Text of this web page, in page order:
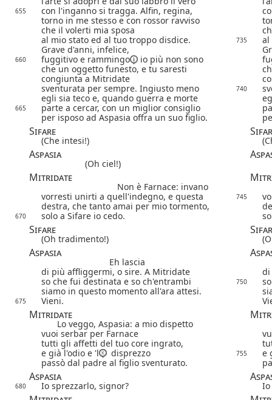
655 con l'inganno si tragga. Alfin, regina,
torno in me stesso e con rossor ravviso
che il volerti mia sposa
al mio stato ed al tuo troppo disdice.
735
al
Grave d'anni, infelice,
660 fuggitivo e rammingo io più non sono
che un oggetto funesto, e tu saresti
congiunta a Mitridate
sventurata per sempre. Ingiusto meno
740
egli sia teco e, quando guerra e morte
665 parte a cercar, con un miglior consiglio
per isposo ad Aspasia offra un suo figlio.
Sifare
(Che intesi!)
Aspasia
(Oh ciel!)
Mitridate
Non è Farnace: invano
vorresti unirti a quell'indegno, e questa
745
destra, che tanto amai per mio tormento,
670 solo a Sifare io cedo.
Sifare
(Oh tradimento!)
Aspasia
Eh lascia
di più affliggermi, o sire. A Mitridate
di
so che fui destinata e so ch'entrambi
750
siamo in questo momento all'ara attesi.
675 Vieni.
Mitridate
Lo veggo, Aspasia: a mio dispetto
vuoi serbar per Farnace
tutti gli affetti del tuo core ingrato,
e già l'odio e 'l
disprezzo 755
e
passò dal padre al figlio sventurato.
Aspasia
680 Io sprezzarlo, signor? Io